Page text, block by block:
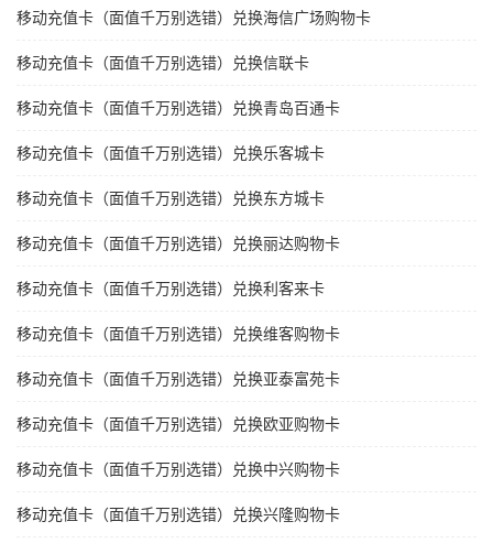
移动充值卡（面值千万别选错）兑换海信广场购物卡
移动充值卡（面值千万别选错）兑换信联卡
移动充值卡（面值千万别选错）兑换青岛百通卡
移动充值卡（面值千万别选错）兑换乐客城卡
移动充值卡（面值千万别选错）兑换东方城卡
移动充值卡（面值千万别选错）兑换丽达购物卡
移动充值卡（面值千万别选错）兑换利客来卡
移动充值卡（面值千万别选错）兑换维客购物卡
移动充值卡（面值千万别选错）兑换亚泰富苑卡
移动充值卡（面值千万别选错）兑换欧亚购物卡
移动充值卡（面值千万别选错）兑换中兴购物卡
移动充值卡（面值千万别选错）兑换兴隆购物卡